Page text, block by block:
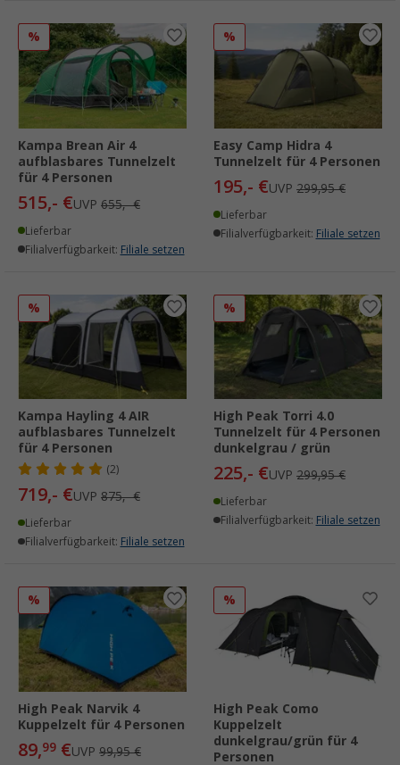
%
Kampa Brean Air 4
aufblasbares Tunnelzelt
für 4 Personen
515,- €UVP 655,- €
Lieferbar
Filialverfügbarkeit: Filiale setzen
%
Easy Camp Hidra 4
Tunnelzelt für 4 Personen
195,- €UVP 299,95 €
Lieferbar
Filialverfügbarkeit: Filiale setzen
%
Kampa Hayling 4 AIR
aufblasbares Tunnelzelt
für 4 Personen
(2)
719,- €UVP 875,- €
Lieferbar
Filialverfügbarkeit: Filiale setzen
%
High Peak Torri 4.0
Tunnelzelt für 4 Personen
dunkelgrau / grün
225,- €UVP 299,95 €
Lieferbar
Filialverfügbarkeit: Filiale setzen
%
High Peak Narvik 4
Kuppelzelt für 4 Personen
89,99 €UVP 99,95 €
%
High Peak Como
Kuppelzelt
dunkelgrau/grün für 4
Personen